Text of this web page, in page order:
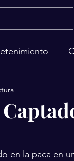
en la paca en